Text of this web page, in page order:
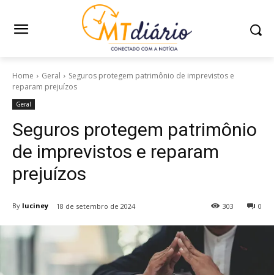
Home Geral
Seguros protegem patrimônio de imprevistos e
reparam prejuízos
Geral
Seguros protegem patrimônio
de imprevistos e reparam
prejuízos
By luciney 18 de setembro de 2024 0
303